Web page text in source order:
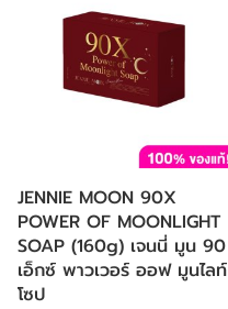
JENNIE MOON 90X
POWER OF MOONLIGHT
SOAP (160g) เจนนี่ มูน 90
เอ็กซ์ พาวเวอร์ ออฟ มูนไลท์
โซป